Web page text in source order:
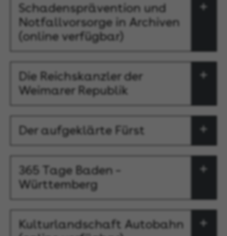
Schadensprävention und
Notfallvorsorge in Archiven
(online verfügbar)
Die Reichskanzler der
Weimarer Republik
Der aufgeklärte Fürst
365 Tage Baden –
Württemberg
Kulturlandschaft Autobahn